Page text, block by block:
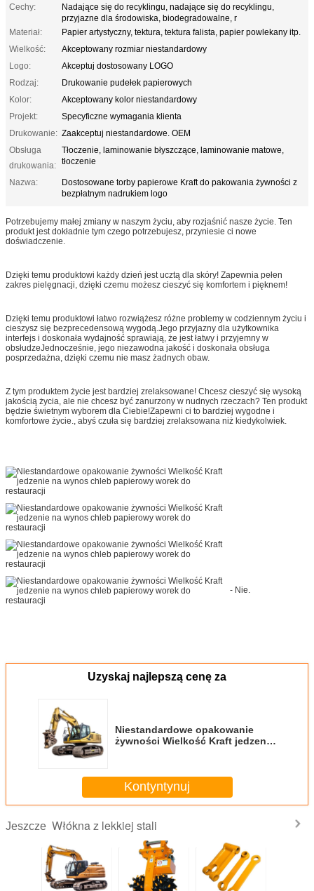
Cechy:
Nadające się do recyklingu, nadające się do recyklingu,
przyjazne dla środowiska, biodegradowalne, r
Materiał:
Papier artystyczny, tektura, tektura falista, papier powlekany itp.
Wielkość:
Akceptowany rozmiar niestandardowy
Logo:
Akceptuj dostosowany LOGO
Rodzaj:
Drukowanie pudełek papierowych
Kolor:
Akceptowany kolor niestandardowy
Projekt:
Specyficzne wymagania klienta
Drukowanie: Zaakceptuj niestandardowe. OEM
Obsługa
drukowania:
Tłoczenie, laminowanie błyszczące, laminowanie matowe,
tłoczenie
Nazwa:
Dostosowane torby papierowe Kraft do pakowania żywności z
bezpłatnym nadrukiem logo
Potrzebujemy małej zmiany w naszym życiu, aby rozjaśnić nasze życie. Ten
produkt jest dokładnie tym czego potrzebujesz, przyniesie ci nowe
doświadczenie.
Dzięki temu produktowi każdy dzień jest ucztą dla skóry! Zapewnia pełen
zakres pielęgnacji, dzięki czemu możesz cieszyć się komfortem i pięknem!
Dzięki temu produktowi łatwo rozwiążesz różne problemy w codziennym życiu i
cieszysz się bezprecedensową wygodą.Jego przyjazny dla użytkownika
interfejs i doskonała wydajność sprawiają, że jest łatwy i przyjemny w
obsłudzeJednocześnie, jego niezawodna jakość i doskonała obsługa
posprzedażna, dzięki czemu nie masz żadnych obaw.
Z tym produktem życie jest bardziej zrelaksowane! Chcesz cieszyć się wysoką
jakością życia, ale nie chcesz być zanurzony w nudnych rzeczach? Ten produkt
będzie świetnym wyborem dla Ciebie!Zapewni ci to bardziej wygodne i
komfortowe życie., abyś czuła się bardziej zrelaksowana niż kiedykolwiek.
- Nie.
Uzyskaj najlepszą cenę za
Niestandardowe opakowanie
żywności Wielkość Kraft jedzenie
Kontyntynuj
Jeszcze Włókna z lekkiej stali